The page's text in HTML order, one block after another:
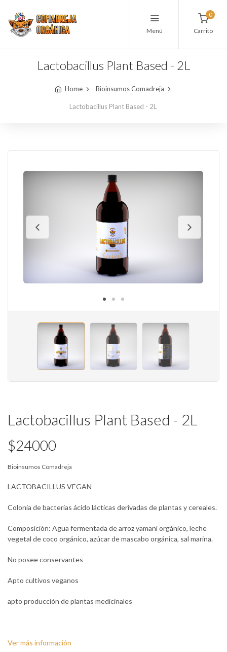
Menú
0
Carrito
Lactobacillus Plant Based - 2L
Home Bioinsumos Comadreja
Lactobacillus Plant Based - 2L
Lactobacillus Plant Based - 2L
$24000
Bioinsumos Comadreja
LACTOBACILLUS VEGAN
Colonia de bacterias ácido lácticas derivadas de plantas y cereales.
Composición: Agua fermentada de arroz yamaní orgánico, leche
vegetal de coco orgánico, azúcar de mascabo orgánica, sal marina.
No posee conservantes
Apto cultivos veganos
apto producción de plantas medicinales
Ver más información